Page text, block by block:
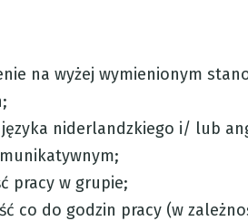
na wyżej wymienionym
niderlandzkiego i/ lub
pracy w grupie;
co do godzin pracy (w